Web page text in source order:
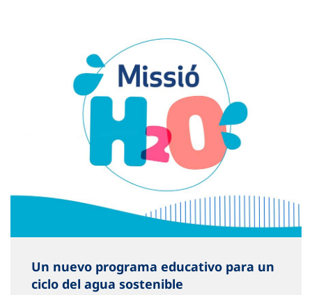
Un nuevo programa educativo para un
ciclo del agua sostenible